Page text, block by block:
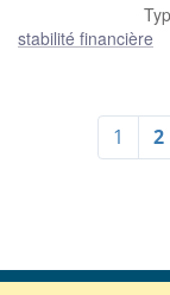
stabilité financière
1 2